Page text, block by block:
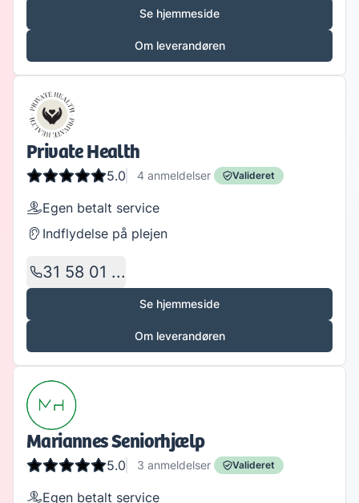
Se hjemmeside
Om leverandøren
Private Health
5.0 4 anmeldelser Valideret
31 58 01 ...
Se hjemmeside
Om leverandøren
Egen betalt service
Indflydelse på plejen
Mariannes Seniorhjælp
5.0 3 anmeldelser Valideret
Egen betalt service